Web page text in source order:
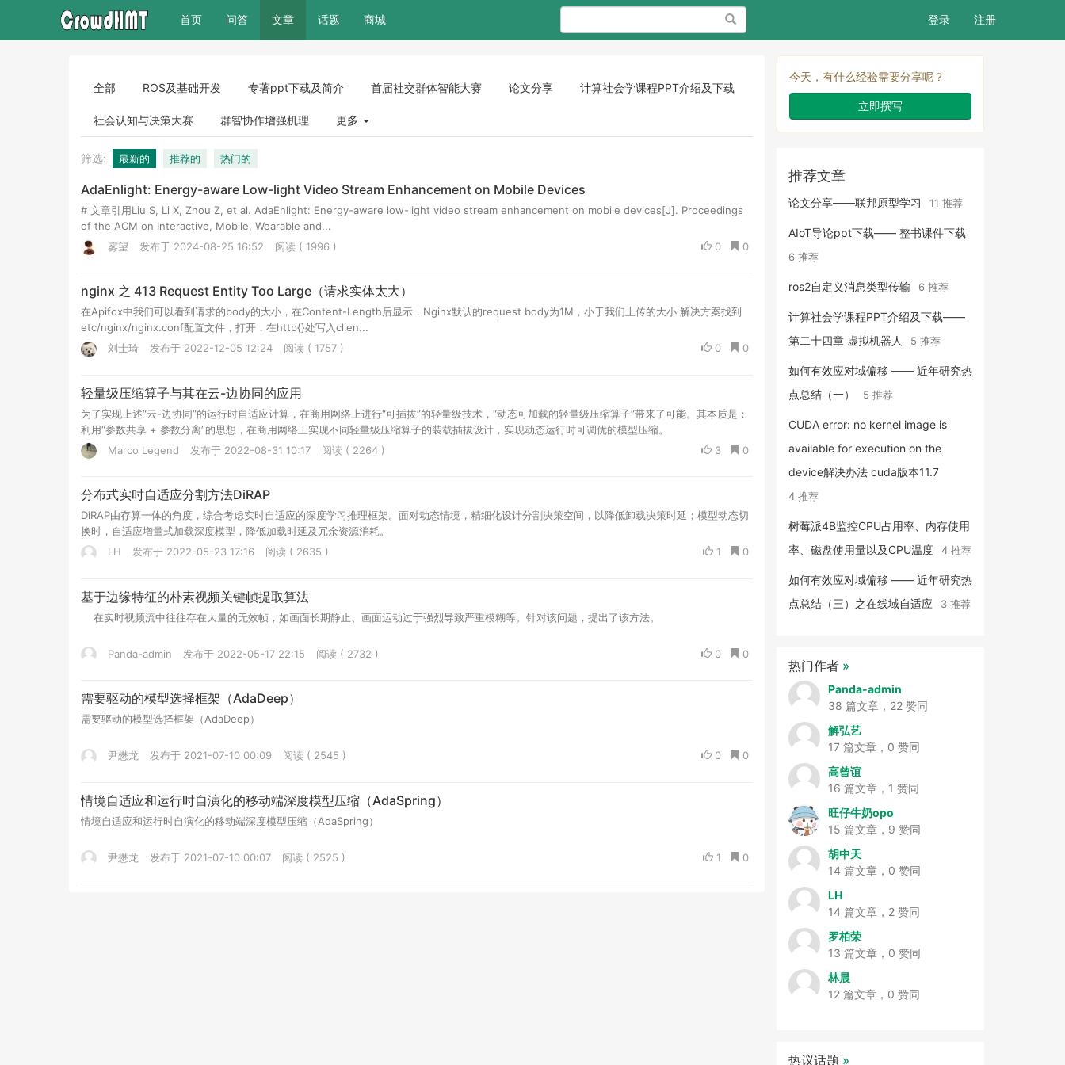
首页(current)
问答 文章 话题 商城 搜索 登录 注册
全部 ROS及基础开发 专著ppt下载及简介 首届社交群体智能大赛 论文分享 计算社会学课程PPT介绍及下载
社会认知与决策大赛 群智协作增强机理 更多
筛选: 最新的 推荐的 热门的
AdaEnlight: Energy-aware Low-light Video Stream Enhancement on Mobile Devices
# 文章引用Liu S, Li X, Zhou Z, et al. AdaEnlight: Energy-aware low-light video stream enhancement on mobile devices[J]. Proceedings
of the ACM on Interactive, Mobile, Wearable and...
0
0
雾望 发布于 2024-08-25 16:52 阅读 ( 1996 )
nginx 之 413 Request Entity Too Large（请求实体太大）
在Apifox中我们可以看到请求的body的大小，在Content-Length后显示，Nginx默认的request body为1M，小于我们上传的大小 解决方案找到
etc/nginx/nginx.conf配置文件，打开，在http{}处写入clien...
0
0
刘士琦 发布于 2022-12-05 12:24 阅读 ( 1757 )
轻量级压缩算子与其在云-边协同的应用
为了实现上述“云-边协同”的运行时自适应计算，在商用网络上进行“可插拔”的轻量级技术，“动态可加载的轻量级压缩算子”带来了可能。其本质是：
利用“参数共享 + 参数分离”的思想，在商用网络上实现不同轻量级压缩算子的装载插拔设计，实现动态运行时可调优的模型压缩。
0
3
Marco Legend 发布于 2022-08-31 10:17 阅读 ( 2264 )
分布式实时自适应分割方法DiRAP
DiRAP由存算一体的角度，综合考虑实时自适应的深度学习推理框架。面对动态情境，精细化设计分割决策空间，以降低卸载决策时延；模型动态切
换时，自适应增量式加载深度模型，降低加载时延及冗余资源消耗。
0
1
LH 发布于 2022-05-23 17:16 阅读 ( 2635 )
基于边缘特征的朴素视频关键帧提取算法
在实时视频流中往往存在大量的无效帧，如画面长期静止、画面运动过于强烈导致严重模糊等。针对该问题，提出了该方法。
0
0
Panda-admin 发布于 2022-05-17 22:15 阅读 ( 2732 )
需要驱动的模型选择框架（AdaDeep）
需要驱动的模型选择框架（AdaDeep）
0
0
尹懋龙 发布于 2021-07-10 00:09 阅读 ( 2545 )
情境自适应和运行时自演化的移动端深度模型压缩（AdaSpring）
情境自适应和运行时自演化的移动端深度模型压缩（AdaSpring）
0
1
尹懋龙 发布于 2021-07-10 00:07 阅读 ( 2525 )
今天，有什么经验需要分享呢？
立即撰写
推荐文章
论文分享——联邦原型学习 11 推荐
AIoT导论ppt下载—— 整书课件下载
6 推荐
ros2自定义消息类型传输 6 推荐
计算社会学课程PPT介绍及下载——
第二十四章 虚拟机器人
5 推荐
如何有效应对域偏移 —— 近年研究热
点总结（一）
5 推荐
CUDA error: no kernel image is
available for execution on the
device解决办法 cuda版本11.7
4 推荐
树莓派4B监控CPU占用率、内存使用
率、磁盘使用量以及CPU温度
4 推荐
如何有效应对域偏移 —— 近年研究热
点总结（三）之在线域自适应
3 推荐
热门作者 »
Panda-admin
38 篇文章，22 赞同
解弘艺
17 篇文章，0 赞同
高曾谊
16 篇文章，1 赞同
旺仔牛奶opo
15 篇文章，9 赞同
胡中天
14 篇文章，0 赞同
LH
14 篇文章，2 赞同
罗柏荣
13 篇文章，0 赞同
林晨
12 篇文章，0 赞同
热议话题 »